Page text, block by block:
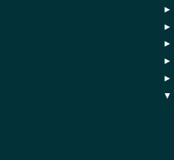
►
►
►
►
►
▼